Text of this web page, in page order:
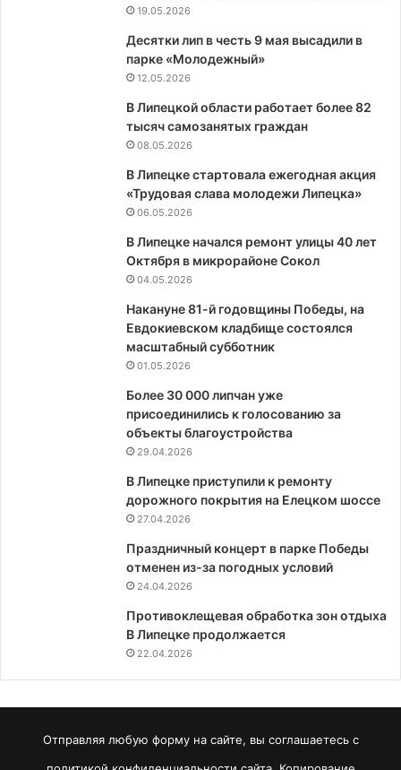
19.05.2026
Десятки лип в честь 9 мая высадили в
парке «Молодежный»
12.05.2026
В Липецкой области работает более 82
тысяч самозанятых граждан
08.05.2026
В Липецке стартовала ежегодная акция
«Трудовая слава молодежи Липецка»
06.05.2026
В Липецке начался ремонт улицы 40 лет
Октября в микрорайоне Сокол
04.05.2026
Накануне 81-й годовщины Победы, на
Евдокиевском кладбище состоялся
масштабный субботник
01.05.2026
Более 30 000 липчан уже
присоединились к голосованию за
объекты благоустройства
29.04.2026
В Липецке приступили к ремонту
дорожного покрытия на Елецком шоссе
27.04.2026
Праздничный концерт в парке Победы
отменен из-за погодных условий
24.04.2026
Противоклещевая обработка зон отдыха
В Липецке продолжается
22.04.2026
Отправляя любую форму на сайте, вы соглашаетесь с